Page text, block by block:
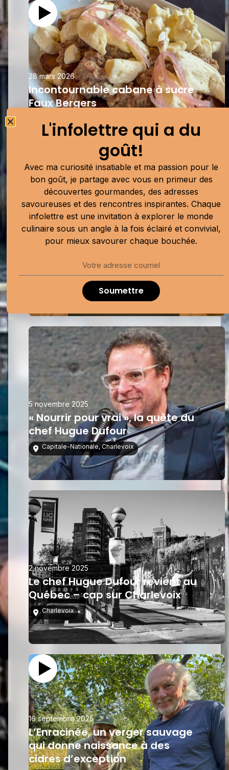
28 mars 2026
Incontournable cabane à sucre
Faux Bergers
10 février 2026
Sabayon, enfin!
5 novembre 2025
« Nourrir pour vrai », la quête du
chef Hugue Dufour
Capitale-Nationale,Charlevoix
2 novembre 2025
Le chef Hugue Dufour revient au
Québec – cap sur Charlevoix
Charlevoix
16 septembre 2025
L’Enracinée, un verger sauvage
qui donne naissance à des
cidres d’exception
L'infolettre qui a du
goût!
Avec ma curiosité insatiable et ma passion pour le
bon goût, je partage avec vous en primeur des
découvertes gourmandes, des adresses
savoureuses et des rencontres inspirantes. Chaque
infolettre est une invitation à explorer le monde
culinaire sous un angle à la fois éclairé et convivial,
pour mieux savourer chaque bouchée.
Soumettre